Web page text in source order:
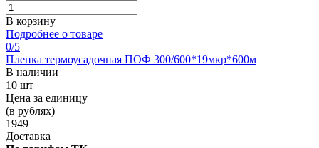
В корзину
Подробнее о товаре
0/5
Пленка термоусадочная ПОФ 300/600*19мкр*600м
В наличии
10 шт
Цена за единицу
(в рублях)
1949
Доставка